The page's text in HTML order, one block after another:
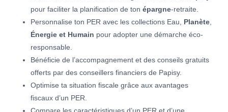
pour faciliter la planification de ton épargne-retraite.
Personnalise ton PER avec les collections Eau, Planète
Énergie et Humain pour adopter une démarche éco-
responsable.
Bénéficie de l’accompagnement et des conseils gratuits
offerts par des conseillers financiers de Papisy.
Optimise ta situation fiscale grâce aux avantages
fiscaux d’un PER.
Compare les caractéristiques d’un PER et d’une